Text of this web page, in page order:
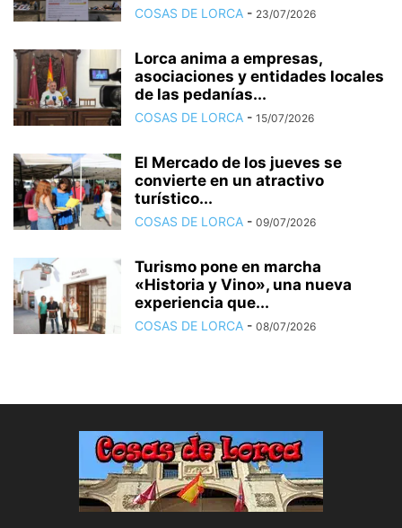
COSAS DE LORCA - 23/07/2026
Lorca anima a empresas,
asociaciones y entidades locales
de las pedanías...
COSAS DE LORCA - 15/07/2026
El Mercado de los jueves se
convierte en un atractivo
turístico...
COSAS DE LORCA - 09/07/2026
Turismo pone en marcha
«Historia y Vino», una nueva
experiencia que...
COSAS DE LORCA - 08/07/2026